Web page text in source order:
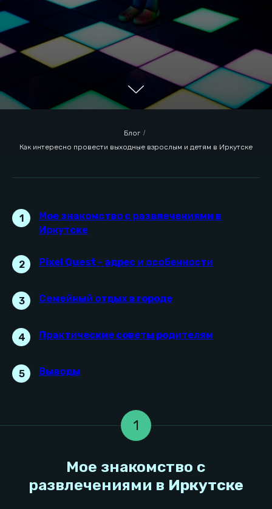
Блог /
Как интересно провести выходные взрослым и детям в Иркутске
1
Мое знакомство с развлечениями в
Иркутске
2 Pixel Quest - адрес и особенности
3 Семейный отдых в городе
4 Практические советы родителям
5 Выводы
1
Мое знакомство с
развлечениями вИркутске